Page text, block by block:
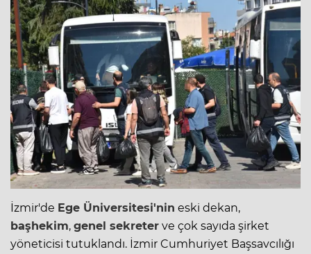
İzmir'de Ege Üniversitesi'nin eski dekan,
başhekim, genel sekreter ve çok sayıda şirket
yöneticisi tutuklandı. İzmir Cumhuriyet Başsavcılığı